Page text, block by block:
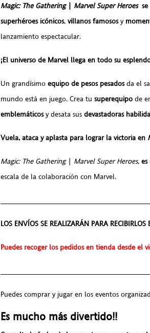
Magic: The Gathering| Marvel Super Heroes
superhéroes icónicos,villanos famososy
lanzamiento espectacular.
¡El universo de Marvel llega en todo su
Un grandísimoequipo de pesos pesadosda el
mundo está en juego. Crea tusuperequipo de
emblemáticosy desata susdevastadoras
Vuela, ataca y aplasta para lograr la victoria en
Magic: The Gathering| Marvel Super Heroes,
escala de la colaboración con Marvel.
LOS ENVÍOS SE REALIZARÁN PARA
Puedes recoger los pedidos en tienda desde el
Puedes comprar y jugar en los eventos
Es mucho más divertido!!